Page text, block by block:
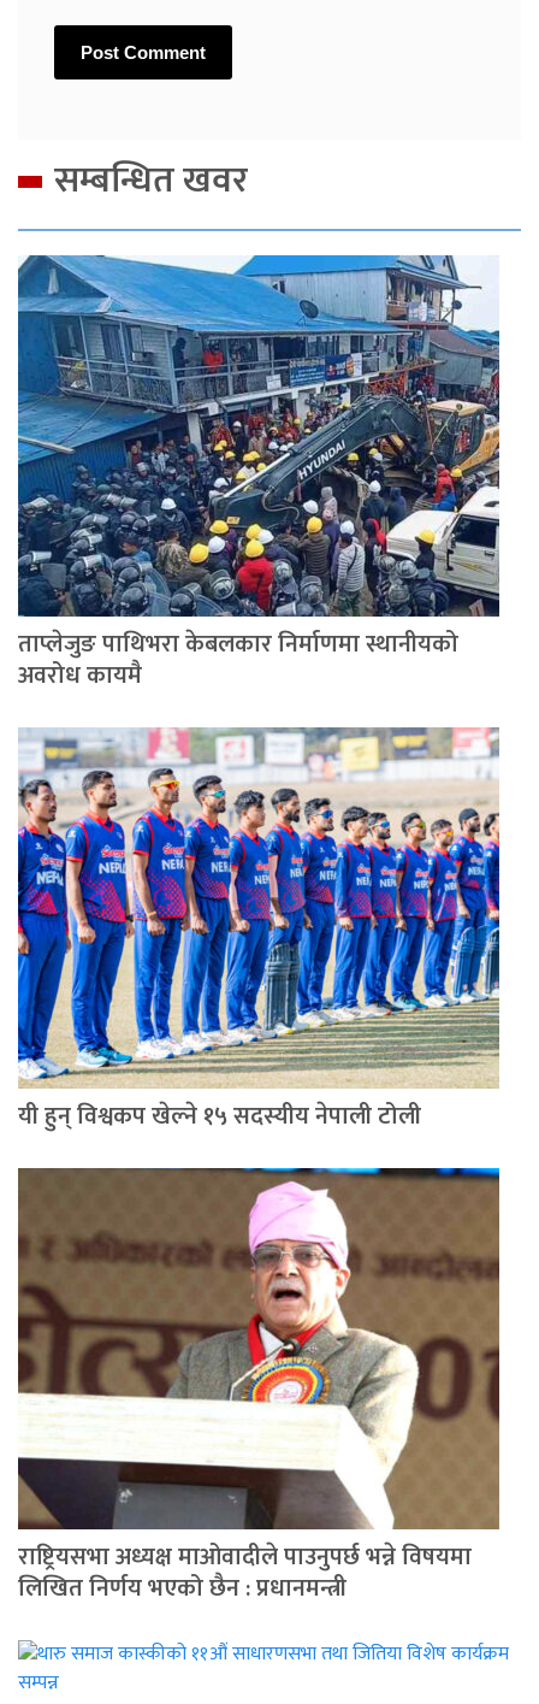
सम्बन्धित खवर
ताप्लेजुङ पाथिभरा केबलकार निर्माणमा स्थानीयको
अवरोध कायमै
यी हुन् विश्वकप खेल्ने १५ सदस्यीय नेपाली टोली
राष्ट्रियसभा अध्यक्ष माओवादीले पाउनुपर्छ भन्ने विषयमा
लिखित निर्णय भएको छैन : प्रधानमन्त्री